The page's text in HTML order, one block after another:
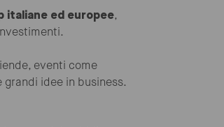
italiane ed europee,
eventi come
grandi idee in business.